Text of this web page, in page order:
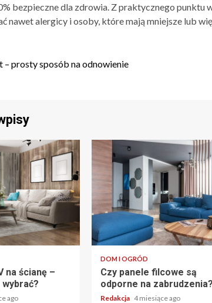
bezpieczne dla zdrowia. Z praktycznego punktu
nawet alergicy i osoby, które mają mniejsze lub
– prosty sposób na odnowienie
na ścianę –
ago
DOM I OGRÓD
Czy panele filcowe są
odporne na zabrudzenia?
Redakcja 4 miesiące ago